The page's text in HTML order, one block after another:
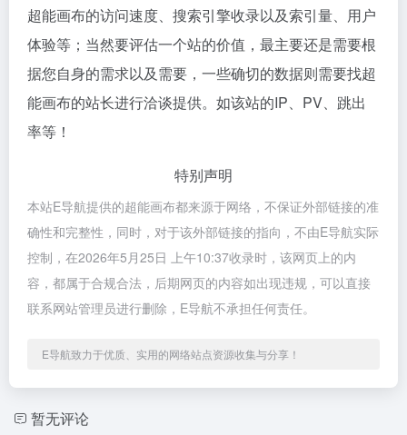
超能画布的访问速度、搜索引擎收录以及索引量、用户
体验等；当然要评估一个站的价值，最主要还是需要根
据您自身的需求以及需要，一些确切的数据则需要找超
能画布的站长进行洽谈提供。如该站的IP、PV、跳出
率等！
特别声明
本站E导航提供的超能画布都来源于网络，不保证外部链接的准
确性和完整性，同时，对于该外部链接的指向，不由E导航实际
控制，在2026年5月25日 上午10:37收录时，该网页上的内
容，都属于合规合法，后期网页的内容如出现违规，可以直接
联系网站管理员进行删除，E导航不承担任何责任。
E导航致力于优质、实用的网络站点资源收集与分享！
暂无评论